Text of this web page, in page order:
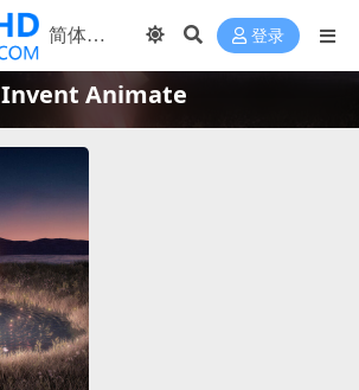
登录
Invent Animate